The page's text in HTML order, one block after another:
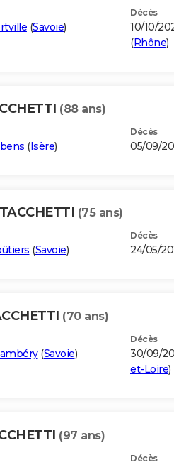
(Savoie)
Décès
10/10/
(Rhône)
(88 ans)
(Isère)
Décès
05/09/
(75 ans)
(Savoie)
Décès
24/05/
(70 ans)
(Savoie)
Décès
30/09/
et-Loire)
(97 ans)
Décès